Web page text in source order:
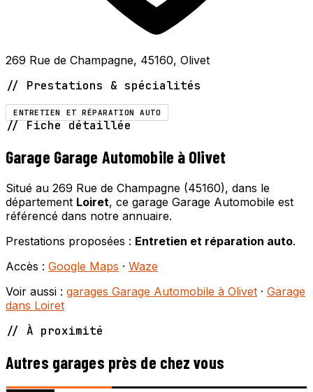
269 Rue de Champagne, 45160, Olivet
// Prestations & spécialités
ENTRETIEN ET RÉPARATION AUTO
// Fiche détaillée
Garage Garage Automobile à Olivet
Situé au 269 Rue de Champagne (45160), dans le
département Loiret, ce garage Garage Automobile est
référencé dans notre annuaire.
Prestations proposées : Entretien et réparation auto.
Accès : Google Maps · Waze
Voir aussi : garages Garage Automobile à Olivet · Garage
dans Loiret
// À proximité
Autres garages près de chez vous